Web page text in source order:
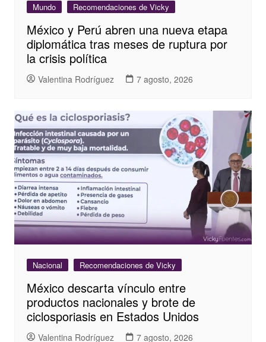
Mundo Recomendaciones de Vicky
México y Perú abren una nueva etapa
diplomática tras meses de ruptura por
la crisis política
Valentina Rodríguez 7 agosto, 2026
Nacional Recomendaciones de Vicky
México descarta vínculo entre
productos nacionales y brote de
ciclosporiasis en Estados Unidos
Valentina Rodríguez 7 agosto, 2026